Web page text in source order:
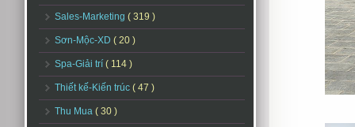
Sales-Marketing ( 319 )
Sơn-Mộc-XD ( 20 )
Spa-Giải trí ( 114 )
Thiết kế-Kiến trúc ( 47 )
Thu Mua ( 30 )